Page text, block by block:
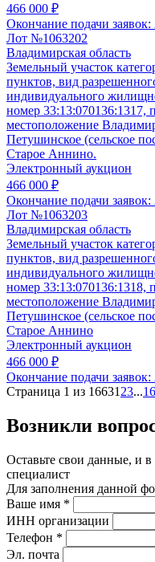
466 000 ₽
Окончание подачи заявок:
Лот №1063202
Владимирская область
Земельный участок
пунктов, вид
индивидуального
номер 33:13:070136:1317,
местоположение
Петушинское (сельское
Старое Аннино.
Электронный аукцион
466 000 ₽
Окончание подачи заявок:
Лот №1063203
Владимирская область
Земельный участок
пунктов, вид
индивидуального
номер 33:13:070136:1318,
местоположение
Петушинское (сельское
Старое Аннино
Электронный аукцион
466 000 ₽
Окончание подачи заявок:
Страница 1 из 16631 23...
Возникли
Оставьте свои данные, и
специалист
Для заполнения данной
Ваше имя *
ИНН организации
Телефон *
Эл. почта